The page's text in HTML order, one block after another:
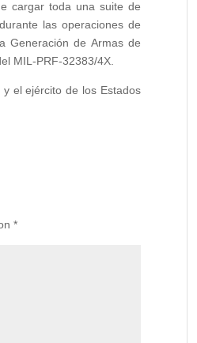
cargar toda una suite de
las operaciones de
Generación de Armas de
MIL-PRF-32383/4X.
el ejército de los Estados
*